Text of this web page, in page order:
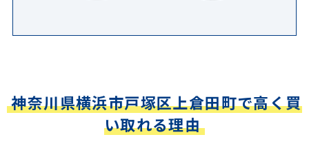
神奈川県横浜市戸塚区上倉田町で高く買
い取れる理由